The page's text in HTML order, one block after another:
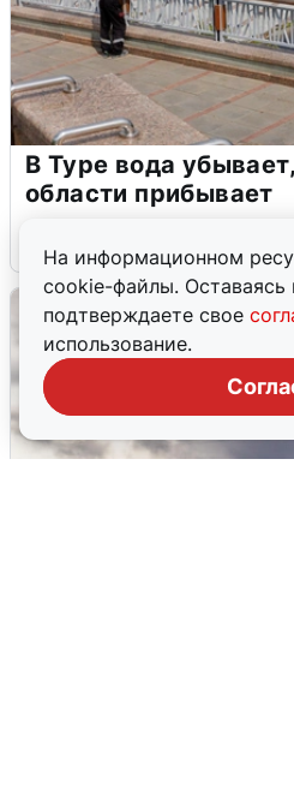
На информационном
cookie-файлы. Оставаясь
подтверждаете свое
использование.
В Туре вода
области прибывает